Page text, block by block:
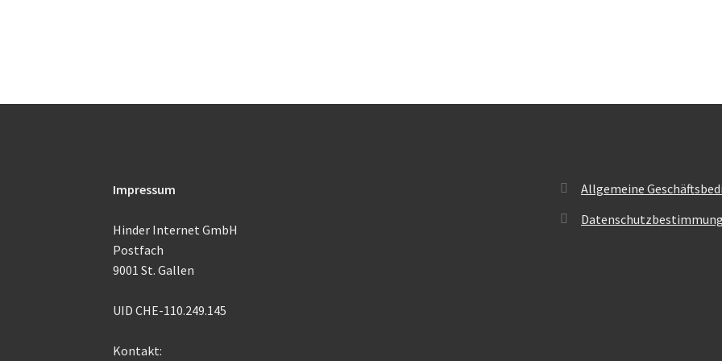
Impressum
Hinder Internet GmbH
Postfach
9001 St. Gallen
UID CHE-110.249.145
Kontakt:
Allgemeine